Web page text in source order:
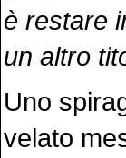
è restare
un altro
Uno
velato